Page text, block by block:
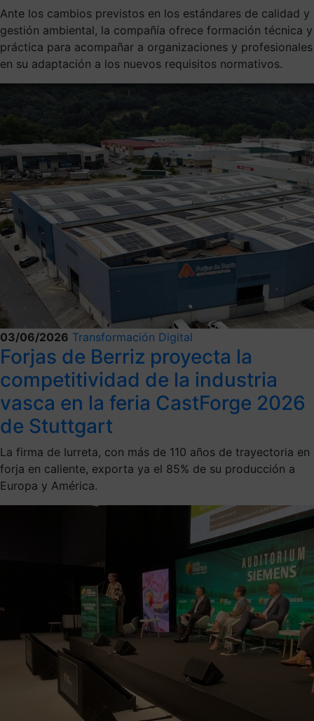
Ante los cambios previstos en los estándares de calidad y
gestión ambiental, la compañía ofrece formación técnica y
práctica para acompañar a organizaciones y profesionales
en su adaptación a los nuevos requisitos normativos.
03/06/2026 Transformación Digital
Forjas de Berriz proyecta la
competitividad de la industria
vasca en la feria CastForge 2026
de Stuttgart
La firma de Iurreta, con más de 110 años de trayectoria en
forja en caliente, exporta ya el 85% de su producción a
Europa y América.